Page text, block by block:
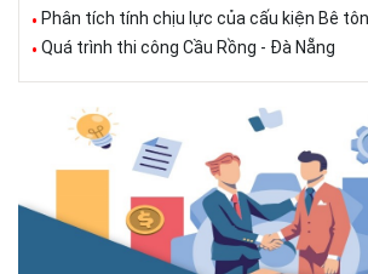
Phân tích tính chịu lực của cấu kiện Bê
Quá trình thi công Cầu Rồng - Đà Nẵng